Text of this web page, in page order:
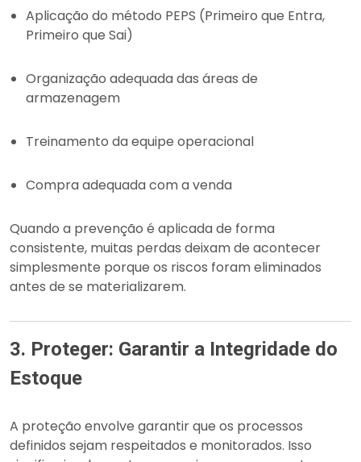
Aplicação do método PEPS (Primeiro que Entra,
Primeiro que Sai)
Organização adequada das áreas de
armazenagem
Treinamento da equipe operacional
Compra adequada com a venda
Quando a prevenção é aplicada de forma
consistente, muitas perdas deixam de acontecer
simplesmente porque os riscos foram eliminados
antes de se materializarem.
3. Proteger: Garantir a Integridade do
Estoque
A proteção envolve garantir que os processos
definidos sejam respeitados e monitorados. Isso